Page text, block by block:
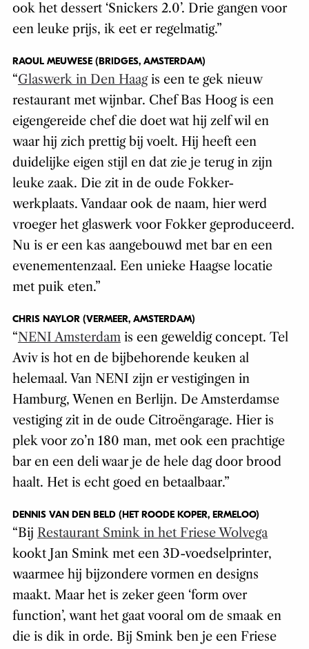
ook het dessert ‘Snickers 2.0’. Drie gangen voor
een leuke prijs, ik eet er regelmatig.”
RAOUL MEUWESE (BRIDGES, AMSTERDAM)
“Glaswerk in Den Haagis een te gek nieuw
restaurant met wijnbar. Chef Bas Hoog is een
eigengereide chef die doet wat hij zelf wil en
waar hij zich prettig bij voelt. Hij heeft een
duidelijke eigen stijl en dat zie je terug in zijn
leuke zaak. Die zit in de oude Fokker-
werkplaats. Vandaar ook de naam, hier werd
vroeger het glaswerk voor Fokker geproduceerd.
Nu is er een kas aangebouwd met bar en een
evenementenzaal. Een unieke Haagse locatie
met puik eten.”
CHRIS NAYLOR (VERMEER, AMSTERDAM)
“NENI Amsterdamis een geweldig concept. Tel
Aviv is hot en de bijbehorende keuken al
helemaal. Van NENI zijn er vestigingen in
Hamburg, Wenen en Berlijn. De Amsterdamse
vestiging zit in de oude Citroëngarage. Hier is
plek voor zo’n 180 man, met ook een prachtige
bar en een deli waar je de hele dag door brood
haalt. Het is echt goed en betaalbaar.”
DENNIS VAN DEN BELD (HET ROODE KOPER, ERMELOO)
“Bij Restaurant Smink in het Friese Wolvega
kookt Jan Smink met een 3D-voedselprinter,
waarmee hij bijzondere vormen en designs
maakt. Maar het is zeker geen ‘form over
function’, want het gaat vooral om de smaak en
die is dik in orde. Bij Smink ben je een Friese